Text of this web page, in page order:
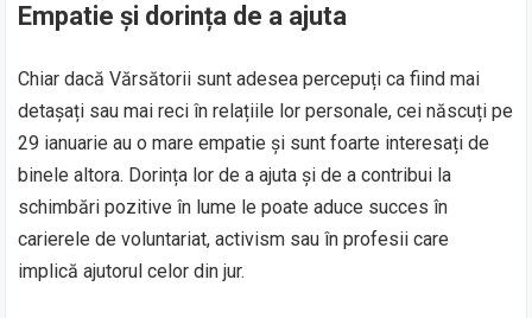
Empatie și dorința de a ajuta
Chiar dacă Vărsătorii sunt adesea percepuți ca fiind mai
detașați sau mai reci în relațiile lor personale, cei născuți pe
29 ianuarie au o mare empatie și sunt foarte interesați de
binele altora. Dorința lor de a ajuta și de a contribui la
schimbări pozitive în lume le poate aduce succes în
carierele de voluntariat, activism sau în profesii care
implică ajutorul celor din jur.